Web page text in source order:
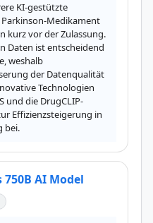
KI-gestützte
Medikament
kurz vor der Zulassung.
Daten ist entscheidend
weshalb
der Datenqualität
Technologien
und die DrugCLIP-
Effizienzsteigerung in
bei.
750B AI Model